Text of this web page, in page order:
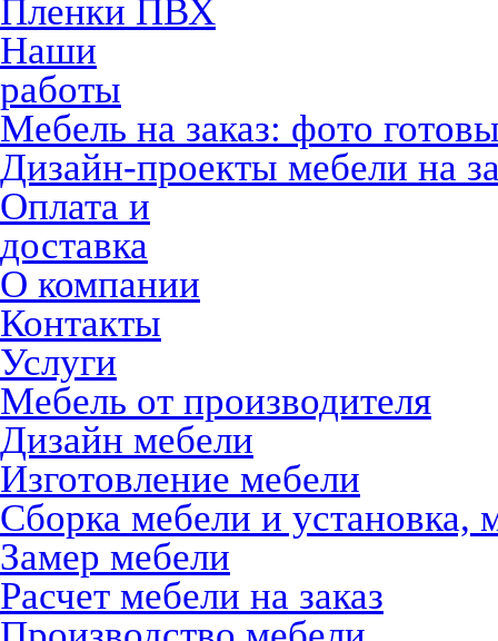
Пленки ПВХ
Наши
работы
Мебель на заказ: фото
Дизайн-проекты мебели на
Оплата и
доставка
О компании
Контакты
Услуги
Мебель от производителя
Дизайн мебели
Изготовление мебели
Сборка мебели и установка,
Замер мебели
Расчет мебели на заказ